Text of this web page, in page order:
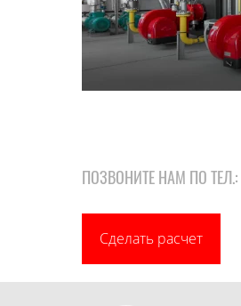
ПОЗВОНИТЕ НАМ ПО ТЕЛ.:
Сделать расчет